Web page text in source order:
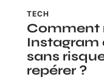
TECH
Comment
sans
repérer ?